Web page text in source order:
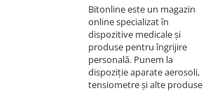
Bitonline este un magazin
online specializat în
dispozitive medicale și
produse pentru îngrijire
personală. Punem la
dispoziție aparate aerosoli,
tensiometre și alte produse